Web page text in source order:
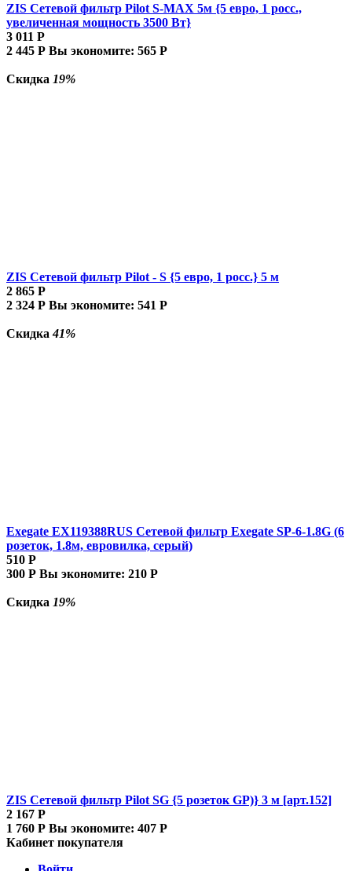
ZIS Сетевой фильтр Pilot S-MAX 5м {5 евро, 1 росс.,
увеличенная мощность 3500 Вт}
3 011 Р
2 445 Р Вы экономите: 565 Р
Скидка 19%
ZIS Сетевой фильтр Pilot - S {5 евро, 1 росс.} 5 м
2 865 Р
2 324 Р Вы экономите: 541 Р
Скидка41%
Exegate EX119388RUS Сетевой фильтр Exegate SP-6-1.8G (6
розеток, 1.8м, евровилка, серый)
510 Р
300 Р Вы экономите: 210 Р
Скидка 19%
ZIS Сетевой фильтр Pilot SG {5 розеток GP)} 3 м [арт.152]
2 167 Р
1 760 Р Вы экономите: 407 Р
Кабинет покупателя